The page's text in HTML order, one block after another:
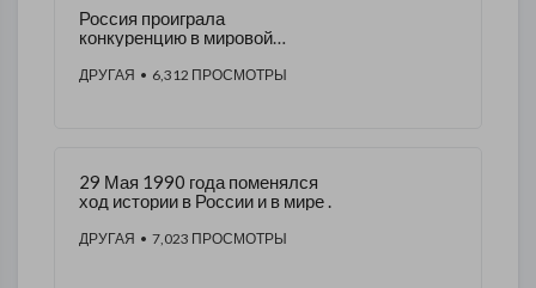
Россия проиграла
конкуренцию в мировой
ДРУГАЯ • 6,312 ПРОСМОТРЫ
29 Мая 1990 года поменялся
ход истории в России и в мире .
ДРУГАЯ • 7,023 ПРОСМОТРЫ